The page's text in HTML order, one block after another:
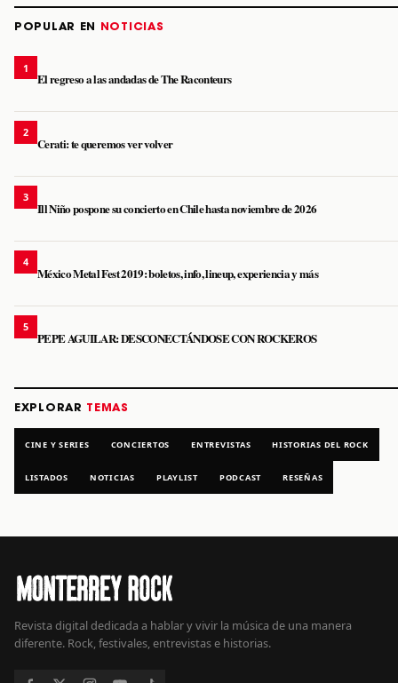
POPULAR EN NOTICIAS
1
El regreso a las andadas de The Raconteurs
2
Cerati: te queremos ver volver
3
Ill Niño pospone su concierto en Chile hasta noviembre de 2026
4
México Metal Fest 2019: boletos, info, lineup, experiencia y más
5
PEPE AGUILAR: DESCONECTÁNDOSE CON ROCKEROS
EXPLORAR TEMAS
CINE Y SERIES CONCIERTOS ENTREVISTAS HISTORIAS DEL ROCK
LISTADOS NOTICIAS PLAYLIST PODCAST RESEÑAS
Revista digital dedicada a hablar y vivir la música de una manera
diferente. Rock, festivales, entrevistas e historias.